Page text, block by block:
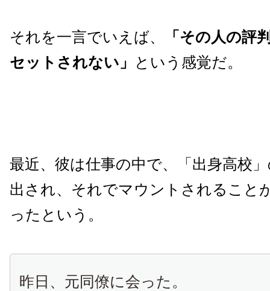
それを一言でいえば、
「その人の評
セットされない」 という感覚だ。
最近、彼は仕事の中で、「出身高校
出され、それでマウントされること
ったという。
昨日、元同僚に会った。